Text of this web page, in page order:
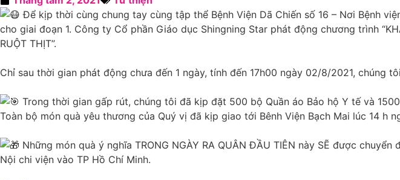
Để kịp thời cùng chung tay cùng tập thể Bệnh Viện Dã Chiến số 16 – Nơi Bệnh
cho giai đoạn 1. Công ty Cổ phần Giáo dục Shingning Star phát động chương trình
RUỘT THỊT”.
Chỉ sau thời gian phát động chưa đến 1 ngày, tính đến 17h00 ngày 02/8/2021, chúng
Trong thời gian gấp rút, chúng tôi đã kịp đặt 500 bộ Quần áo Bảo hộ Y tế và
Toàn bộ món quà yêu thương của Quý vị đã kịp giao tới Bênh Viện Bạch Mai lúc 14 h
Những món quà ý nghĩa TRONG NGÀY RA QUÂN ĐẦU TIÊN này SẼ được
Nội chi viện vào TP Hồ Chí Minh.